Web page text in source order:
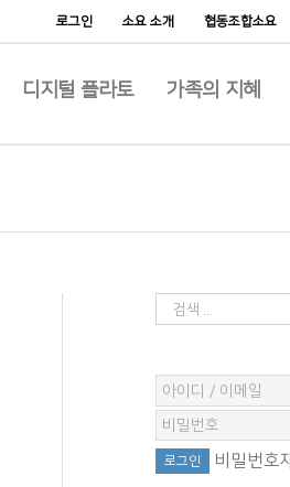
로그인 소요 소개 협동조합소요
디지털 플라토 가족의 지혜
비밀번호